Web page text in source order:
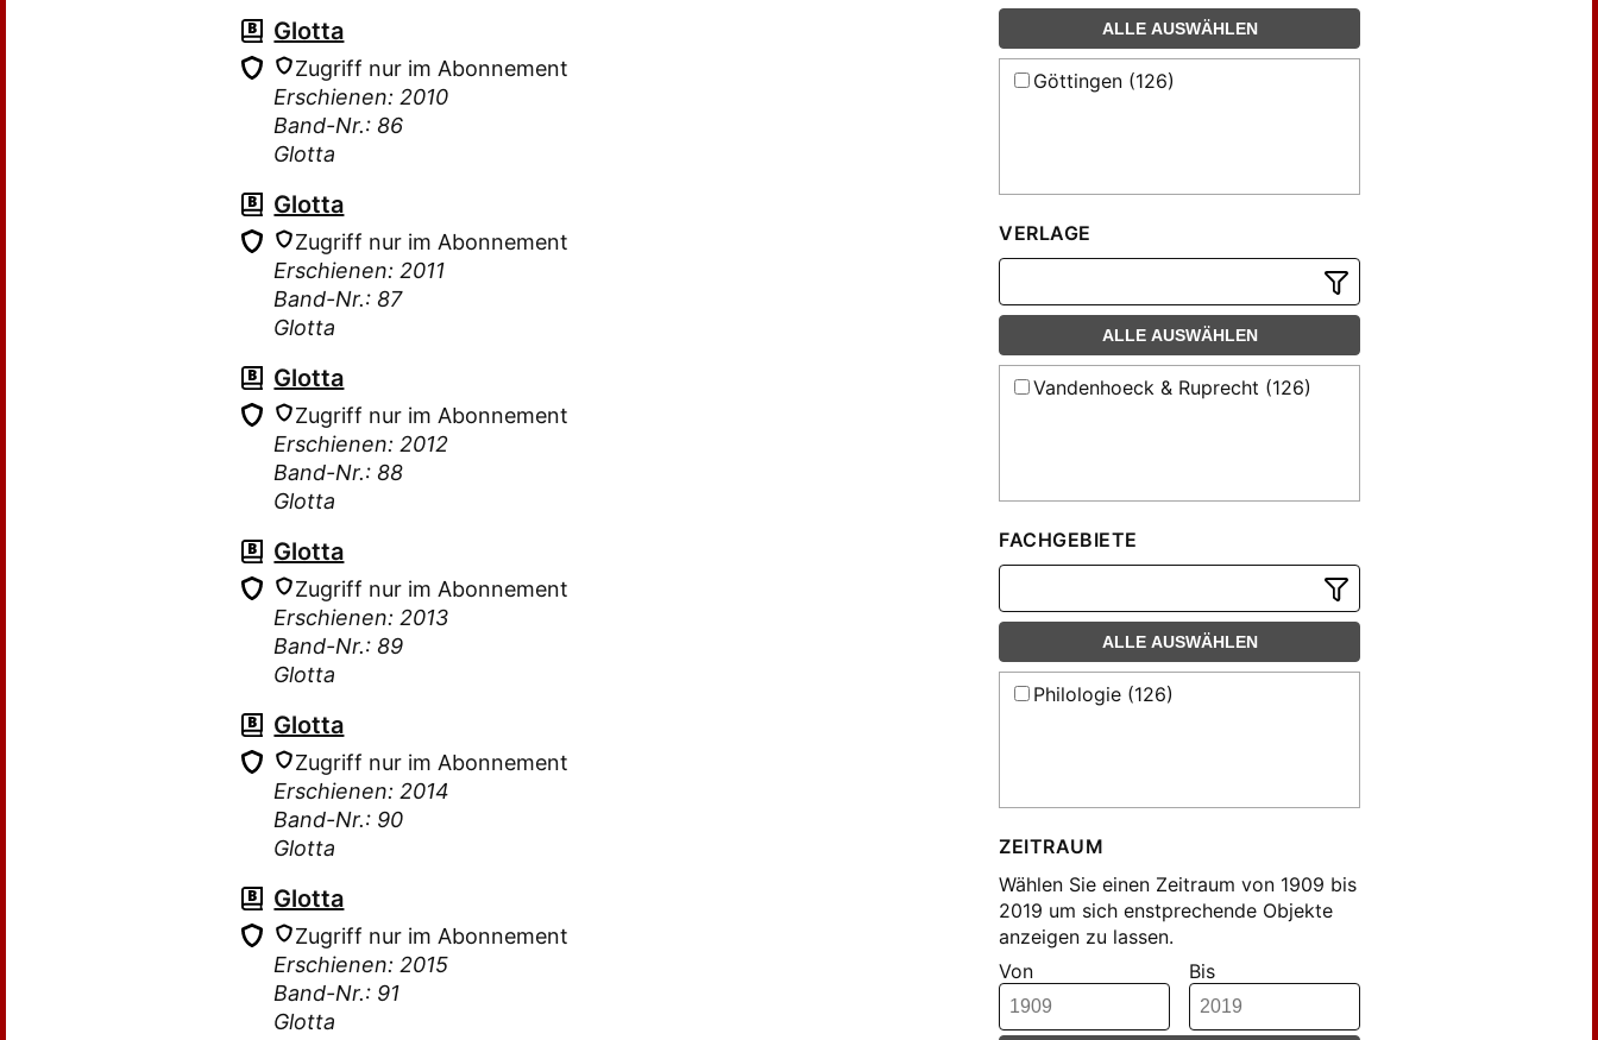
Glotta
Zugriff nur im Abonnement
Erschienen: 2010
Band-Nr.: 86
Glotta
Glotta
Zugriff nur im Abonnement
Erschienen: 2011
Band-Nr.: 87
Glotta
Glotta
Zugriff nur im Abonnement
Erschienen: 2012
Band-Nr.: 88
Glotta
Glotta
Zugriff nur im Abonnement
Erschienen: 2013
Band-Nr.: 89
Glotta
Glotta
Zugriff nur im Abonnement
Erschienen: 2014
Band-Nr.: 90
Glotta
Glotta
Zugriff nur im Abonnement
Erschienen: 2015
Band-Nr.: 91
Glotta
ALLE AUSWÄHLEN
Göttingen (126)
VERLAGE
ALLE AUSWÄHLEN
Vandenhoeck & Ruprecht (126)
FACHGEBIETE
ALLE AUSWÄHLEN
Philologie (126)
ZEITRAUM
Wählen Sie einen Zeitraum von 1909 bis
2019 um sich enstprechende Objekte
anzeigen zu lassen.
Von
Bis